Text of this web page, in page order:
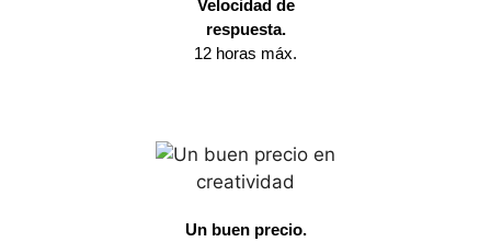
Velocidad de
respuesta.
12 horas máx.
Un buen precio.